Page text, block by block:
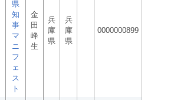
県
知
事
マ
ニ
フ
ェ
ス
ト
金
田
峰
生
兵
庫
県
兵
庫
県
0000000899